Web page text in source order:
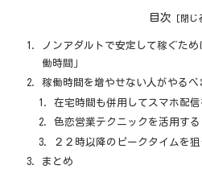
目次
ノンアダルトで安定して稼ぐた
働時間」
稼働時間を増やせない人がやるべ
在宅時間も併用してスマホ配信
色恋営業テクニックを活用する
２２時以降のピークタイムを狙
まとめ